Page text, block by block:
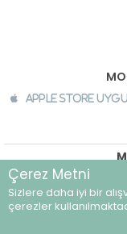
Apple Store
©
Çerez Metni
Sizlere daha iyi bir
çerezler